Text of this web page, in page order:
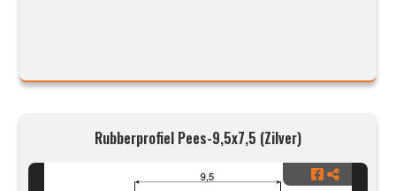
Rubberprofiel Pees-9,5x7,5 (Zilver)